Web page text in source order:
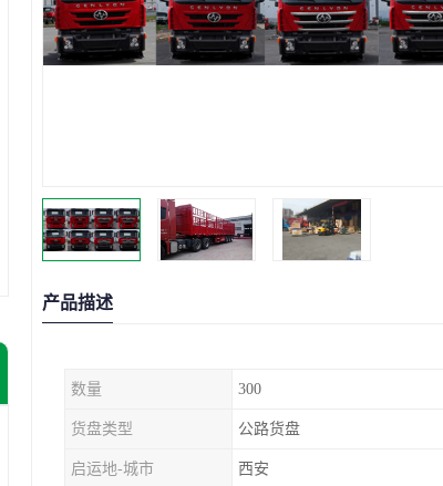
产品描述
数量 300
货盘类型 公路货盘
启运地-城市 西安